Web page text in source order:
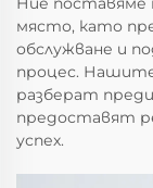
място, като
обслужване и
процес.
разберат
предоставят
успех.